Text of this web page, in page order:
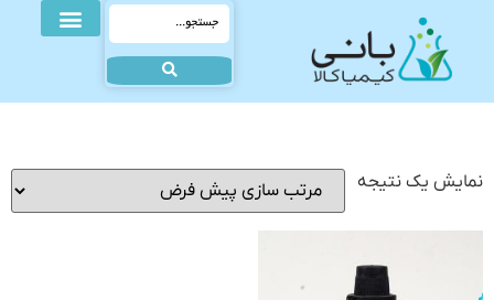
نمایش یک نتیجه